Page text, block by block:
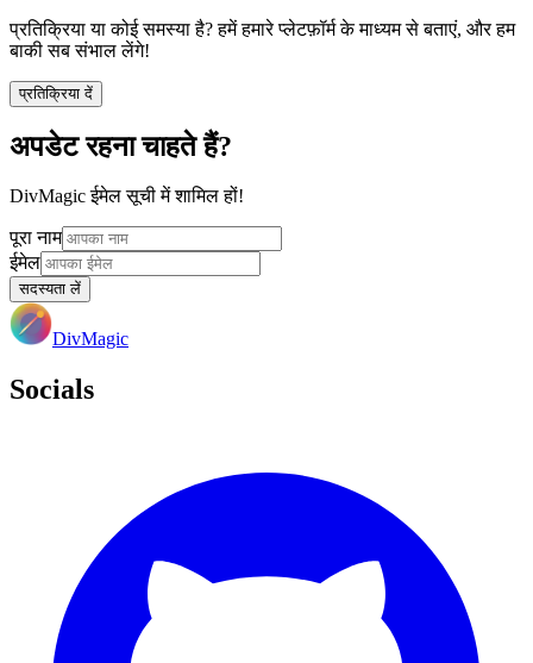
प्रतिक्रिया या कोई समस्या है? हमें हमारे प्लेटफ़ॉर्म के माध्यम से बताएं, और हम
बाकी सब संभाल लेंगे!
प्रतिक्रिया दें
अपडेट रहना चाहते हैं?
DivMagic ईमेल सूची में शामिल हों!
पूरा नाम
ईमेल
सदस्यता लें
DivMagic
Socials